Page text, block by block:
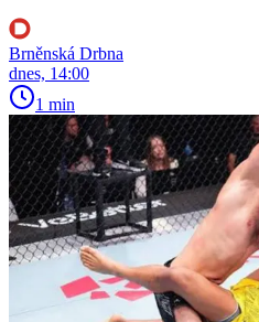
Brněnská Drbna
dnes, 14:00
1 min